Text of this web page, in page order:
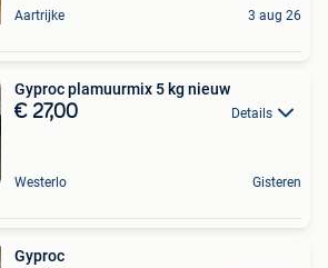
Aartrijke 3 aug 26
Gyproc plamuurmix 5 kg nieuw
€ 27,00 Details
Westerlo Gisteren
Gyproc